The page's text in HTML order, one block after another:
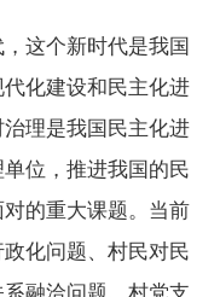
这个新时代是我国
化建设和民主化进
理是我国民主化进
位，推进我国的民
的重大课题。当前
化问题、村民对民